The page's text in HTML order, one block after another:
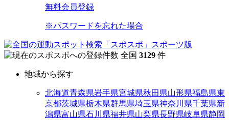
無料会員登録
※パスワードを忘れた場合
全国 3129 件
地域から探す
北海道青森県岩手県宮城県秋田県山形県福島県東
京都茨城県栃木県群馬県埼玉県神奈川県千葉県新
潟県富山県石川県福井県山梨県長野県岐阜県静岡